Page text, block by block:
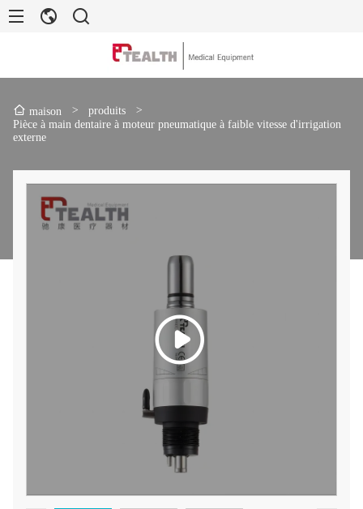
maison > produits
>
Pièce à main dentaire à moteur pneumatique à faible vitesse d'irrigation
externe